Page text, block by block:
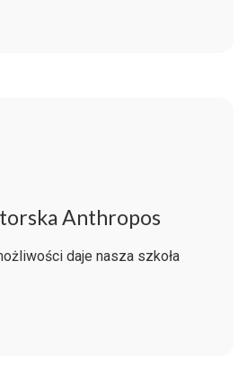
Anthropos
daje nasza szkoła